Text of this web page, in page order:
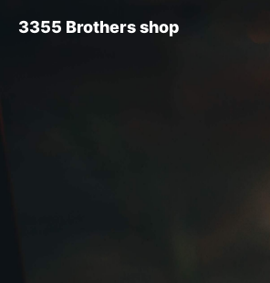
3355 Brothers shop